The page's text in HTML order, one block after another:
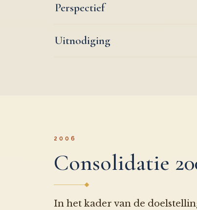
Perspectief
Uitnodiging
2006
Consolidatie
In het kader van de